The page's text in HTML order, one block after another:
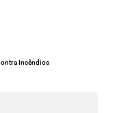
Incêndios